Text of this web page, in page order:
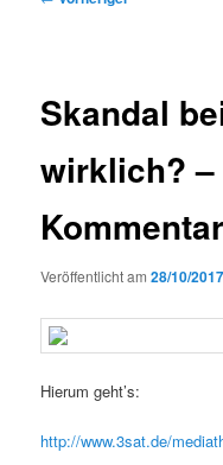
Skandal
wirklich?
Kommentar
Veröffentlicht am28/10/2017
Hierum geht’s:
http://www.3sat.de/